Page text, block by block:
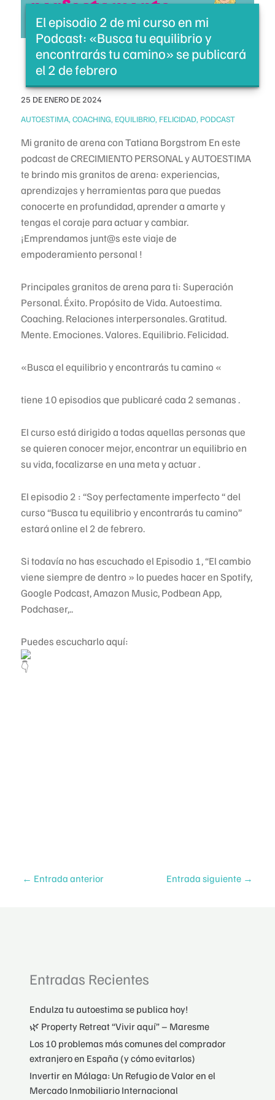
Entradas Recientes
Endulza tu autoestima se publica hoy!
🌿 Property Retreat “Vivir aquí” – Maresme
Los 10 problemas más comunes del comprador
extranjero en España (y cómo evitarlos)
Invertir en Málaga: Un Refugio de Valor en el
Mercado Inmobiliario Internacional
El episodio 2 de mi curso en mi
Podcast: «Busca tu equilibrio y
encontrarás tu camino» se publicará
el 2 de febrero
25 DE ENERO DE 2024
AUTOESTIMA, COACHING, EQUILIBRIO, FELICIDAD, PODCAST
Mi granito de arena con Tatiana Borgstrom ​​​​​​​​​​​​​​​​​​En este
podcast de CRECIMIENTO PERSONAL y AUTOESTIMA
te brindo mis granitos de arena: experiencias,
aprendizajes y herramientas para que puedas
conocerte en profundidad, aprender a amarte y
tengas el coraje para actuar y cambiar.
⁣¡Emprendamos junt@s este viaje de
empoderamiento personal !
Principales granitos de arena para ti: Superación
Personal. Éxito. Propósito de Vida. Autoestima.
Coaching. Relaciones interpersonales. Gratitud.
Mente. Emociones. Valores. Equilibrio. Felicidad.
«Busca el equilibrio y encontrarás tu camino «
tiene 10 episodios que publicaré cada 2 semanas .
El curso está dirigido a todas aquellas personas que
se quieren conocer mejor, encontrar un equilibrio en
su vida, focalizarse en una meta y actuar .
El episodio 2 : “Soy perfectamente imperfecto “ del
curso “Busca tu equilibrio y encontrarás tu camino”
estará online el 2 de febrero.
Si todavía no has escuchado el Episodio 1, “El cambio
viene siempre de dentro » lo puedes hacer en Spotify,
Google Podcast, Amazon Music, Podbean App,
Podchaser,..
Puedes escucharlo aquí:
← Entrada anterior Entrada siguiente →